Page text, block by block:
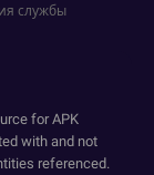
службы
for APK
with and not
referenced.